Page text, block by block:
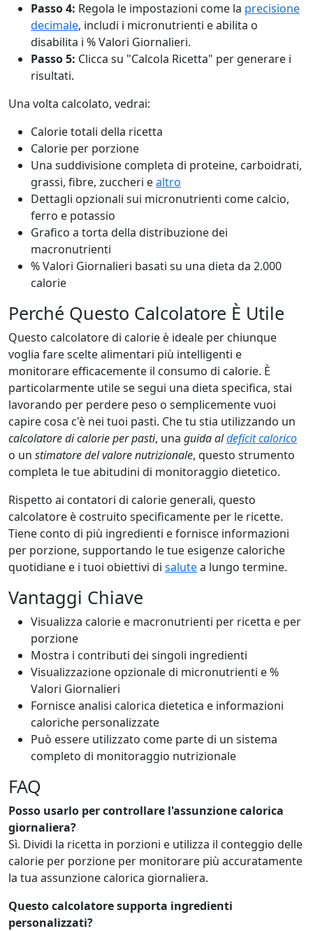
Passo 4: Regola le impostazioni come la precisione
decimale, includi i micronutrienti e abilita o
disabilita i % Valori Giornalieri.
Passo 5: Clicca su "Calcola Ricetta" per generare i
risultati.
Una volta calcolato, vedrai:
Calorie totali della ricetta
Calorie per porzione
Una suddivisione completa di proteine, carboidrati,
grassi, fibre, zuccheri ealtro
Dettagli opzionali sui micronutrienti come calcio,
ferro e potassio
Grafico a torta della distribuzione dei
macronutrienti
% Valori Giornalieri basati su una dieta da 2.000
calorie
Perché Questo Calcolatore È Utile
Questo calcolatore di calorie è ideale per chiunque
voglia fare scelte alimentari più intelligenti e
monitorare efficacemente il consumo di calorie. È
particolarmente utile se segui una dieta specifica, stai
lavorando per perdere peso o semplicemente vuoi
capire cosa c'è nei tuoi pasti. Che tu stia utilizzando un
calcolatore di calorie per pasti, una guida aldeficit calorico
o un stimatore del valore nutrizionale, questo strumento
completa le tue abitudini di monitoraggio dietetico.
Rispetto ai contatori di calorie generali, questo
calcolatore è costruito specificamente per le ricette.
Tiene conto di più ingredienti e fornisce informazioni
per porzione, supportando le tue esigenze caloriche
quotidiane e i tuoi obiettivi di salutea lungo termine.
Vantaggi Chiave
Visualizza calorie e macronutrienti per ricetta e per
porzione
Mostra i contributi dei singoli ingredienti
Visualizzazione opzionale di micronutrienti e %
Valori Giornalieri
Fornisce analisi calorica dietetica e informazioni
caloriche personalizzate
Può essere utilizzato come parte di un sistema
completo di monitoraggio nutrizionale
FAQ
Posso usarlo per controllare l'assunzione calorica
giornaliera?
Sì. Dividi la ricetta in porzioni e utilizza il conteggio delle
calorie per porzione per monitorare più accuratamente
la tua assunzione calorica giornaliera.
Questo calcolatore supporta ingredienti
personalizzati?